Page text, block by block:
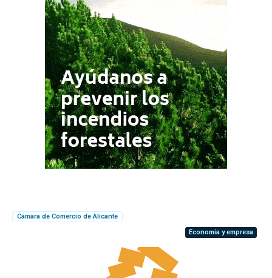
Cámara de Comercio de Alicante
Economía y empresa